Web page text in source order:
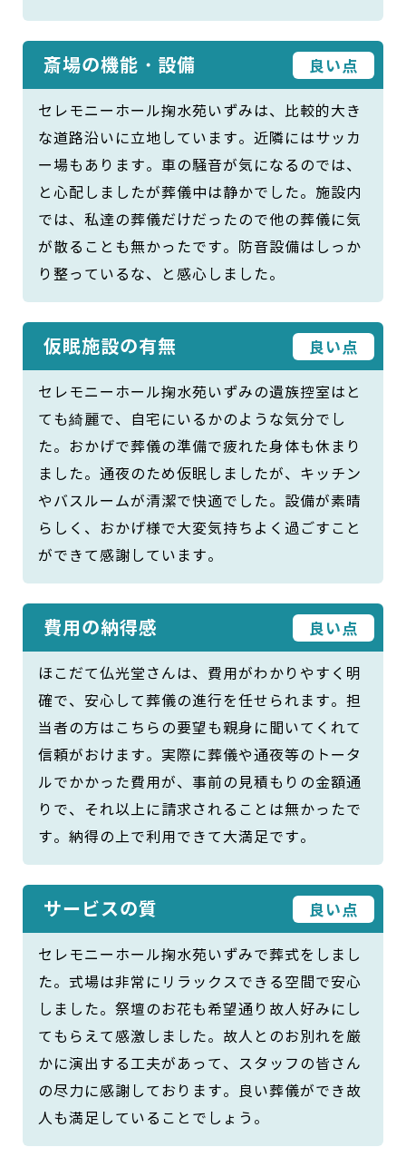
斎場の機能・設備 良い点
セレモニーホール掬水苑いずみは、比較的大き
な道路沿いに立地しています。近隣にはサッカ
ー場もあります。車の騒音が気になるのでは、
と心配しましたが葬儀中は静かでした。施設内
では、私達の葬儀だけだったので他の葬儀に気
が散ることも無かったです。防音設備はしっか
り整っているな、と感心しました。
仮眠施設の有無 良い点
セレモニーホール掬水苑いずみの遺族控室はと
ても綺麗で、自宅にいるかのような気分でし
た。おかげで葬儀の準備で疲れた身体も休まり
ました。通夜のため仮眠しましたが、キッチン
やバスルームが清潔で快適でした。設備が素晴
らしく、おかげ様で大変気持ちよく過ごすこと
ができて感謝しています。
費用の納得感 良い点
ほこだて仏光堂さんは、費用がわかりやすく明
確で、安心して葬儀の進行を任せられます。担
当者の方はこちらの要望も親身に聞いてくれて
信頼がおけます。実際に葬儀や通夜等のトータ
ルでかかった費用が、事前の見積もりの金額通
りで、それ以上に請求されることは無かったで
す。納得の上で利用できて大満足です。
サービスの質 良い点
セレモニーホール掬水苑いずみで葬式をしまし
た。式場は非常にリラックスできる空間で安心
しました。祭壇のお花も希望通り故人好みにし
てもらえて感激しました。故人とのお別れを厳
かに演出する工夫があって、スタッフの皆さん
の尽力に感謝しております。良い葬儀ができ故
人も満足していることでしょう。